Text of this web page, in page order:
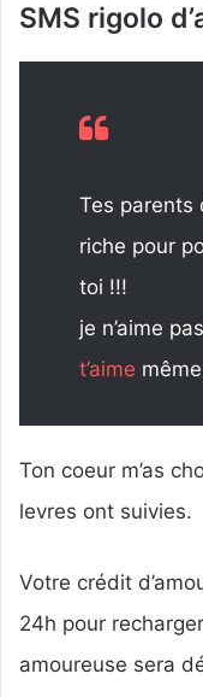
SMS rigolo
Tes parents
riche pour
toi !!!
je n’aime
t’aime
Ton coeur m’as
levres ont suivies.
Votre crédit
24h pour
amoureuse sera